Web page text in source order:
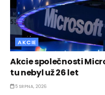
AKCIE
Akcie společnosti
tu nebyl už 26 let
5 SRPNA, 2026